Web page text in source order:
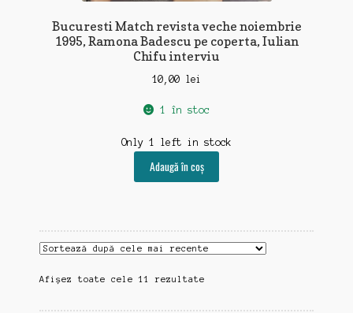
Bucuresti Match revista veche noiembrie
1995, Ramona Badescu pe coperta, Iulian
Chifu interviu
10,00 lei
1 în stoc
Only 1 left in stock
Adaugă în coș
Afișez toate cele 11 rezultateSortat
cele